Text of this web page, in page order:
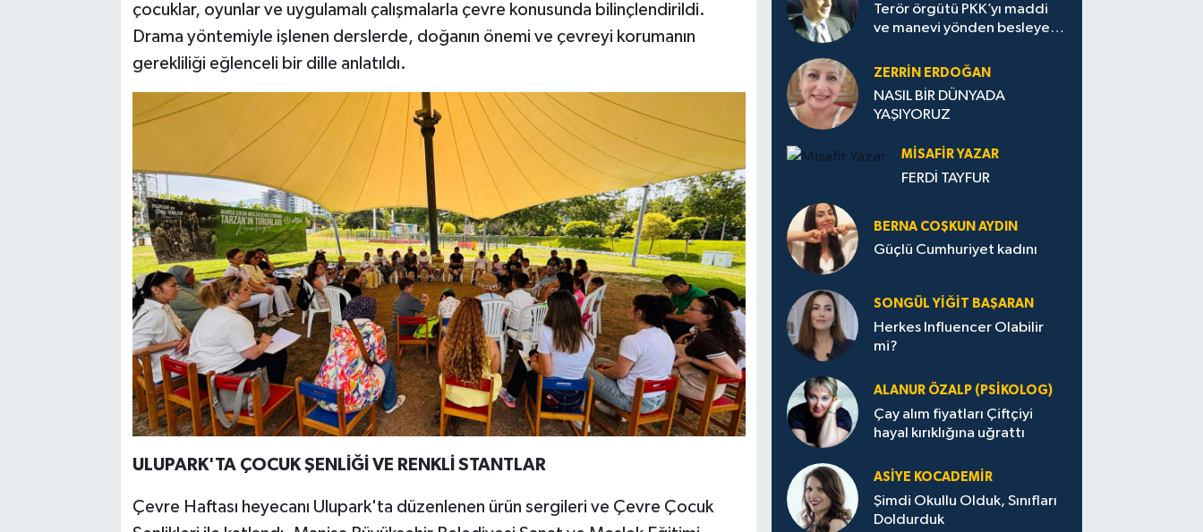
çocuklar, oyunlar ve uygulamalı çalışmalarla çevre konusunda bilinçlendirildi.
Drama yöntemiyle işlenen derslerde, doğanın önemi ve çevreyi korumanın
gerekliliği eğlenceli bir dille anlatıldı.
ULUPARK'TA ÇOCUK ŞENLİĞİ VE RENKLİ STANTLAR
Çevre Haftası heyecanı Ulupark'ta düzenlenen ürün sergileri ve Çevre Çocuk
Terör örgütü PKK’yı maddi
ve manevi yönden besleyen
ZERRIN ERDOĞAN
NASIL BİR DÜNYADA
YAŞIYORUZ
MISAFIR YAZAR
FERDİ TAYFUR
BERNA COŞKUN AYDIN
Güçlü Cumhuriyet kadını
SONGÜL YIĞIT BAŞARAN
Herkes Influencer Olabilir
mi?
ALANUR ÖZALP (PSIKOLOG)
Çay alım fiyatları Çiftçiyi
hayal kırıklığına uğrattı
ASIYE KOCADEMİR
Şimdi Okullu Olduk, Sınıfları
Doldurduk